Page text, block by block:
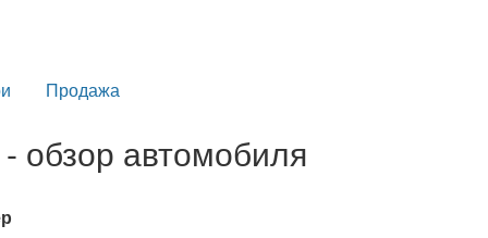
Продажа
обзор автомобиля